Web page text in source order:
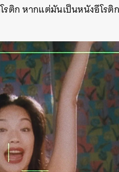
ติก หากแต่มันเป็นหนังอีโรติ